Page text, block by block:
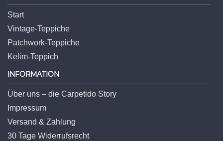
Start
Vintage-Teppiche
Patchwork-Teppiche
Kelim-Teppich
INFORMATION
Über uns – die Carpetido Story
Impressum
Versand & Zahlung
30 Tage Widerrufsrecht